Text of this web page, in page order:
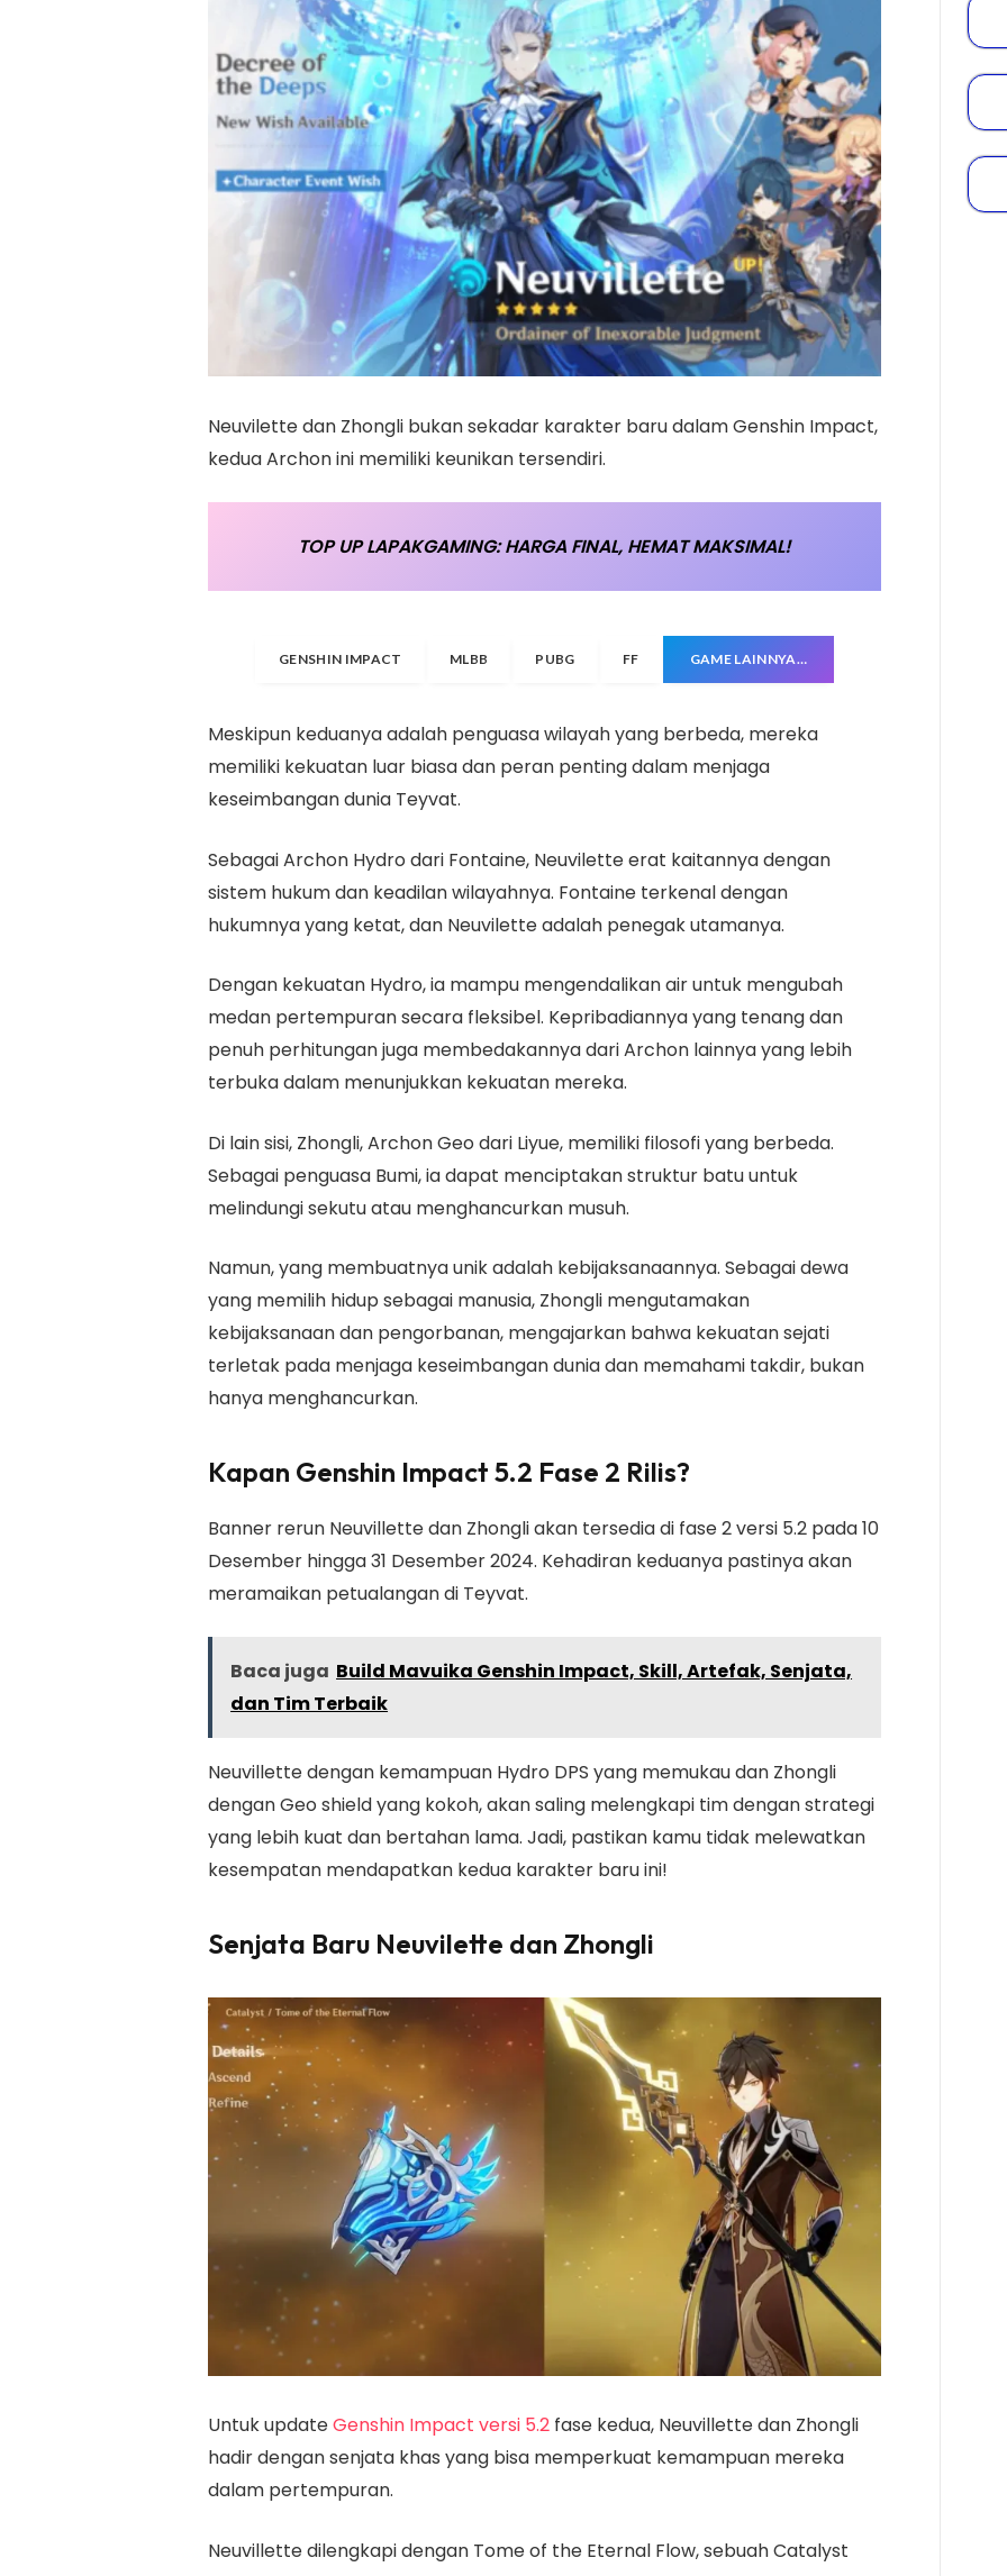
Neuvilette dan Zhongli bukan sekadar karakter baru dalam Genshin Impact,
kedua Archon ini memiliki keunikan tersendiri.
TOP UP LAPAKGAMING: HARGA FINAL, HEMAT MAKSIMAL!
GENSHIN IMPACT MLBB PUBG FF GAME LAINNYA…
Meskipun keduanya adalah penguasa wilayah yang berbeda, mereka
memiliki kekuatan luar biasa dan peran penting dalam menjaga
keseimbangan dunia Teyvat.
Sebagai Archon Hydro dari Fontaine, Neuvilette erat kaitannya dengan
sistem hukum dan keadilan wilayahnya. Fontaine terkenal dengan
hukumnya yang ketat, dan Neuvilette adalah penegak utamanya.
Dengan kekuatan Hydro, ia mampu mengendalikan air untuk mengubah
medan pertempuran secara fleksibel. Kepribadiannya yang tenang dan
penuh perhitungan juga membedakannya dari Archon lainnya yang lebih
terbuka dalam menunjukkan kekuatan mereka.
Di lain sisi, Zhongli, Archon Geo dari Liyue, memiliki filosofi yang berbeda.
Sebagai penguasa Bumi, ia dapat menciptakan struktur batu untuk
melindungi sekutu atau menghancurkan musuh.
Namun, yang membuatnya unik adalah kebijaksanaannya. Sebagai dewa
yang memilih hidup sebagai manusia, Zhongli mengutamakan
kebijaksanaan dan pengorbanan, mengajarkan bahwa kekuatan sejati
terletak pada menjaga keseimbangan dunia dan memahami takdir, bukan
hanya menghancurkan.
Kapan Genshin Impact 5.2 Fase 2 Rilis?
Banner rerun Neuvillette dan Zhongli akan tersedia di fase 2 versi 5.2 pada 10
Desember hingga 31 Desember 2024. Kehadiran keduanya pastinya akan
meramaikan petualangan di Teyvat​.
Baca juga Build Mavuika Genshin Impact, Skill, Artefak, Senjata,
dan Tim Terbaik
Neuvillette dengan kemampuan Hydro DPS yang memukau dan Zhongli
dengan Geo shield yang kokoh, akan saling melengkapi tim dengan strategi
yang lebih kuat dan bertahan lama. Jadi, pastikan kamu tidak melewatkan
kesempatan mendapatkan kedua karakter baru ini!
Senjata Baru Neuvilette dan Zhongli
Untuk updateGenshin Impact versi 5.2 fase kedua, Neuvillette dan Zhongli
hadir dengan senjata khas yang bisa memperkuat kemampuan mereka
dalam pertempuran.
Neuvillette dilengkapi dengan Tome of the Eternal Flow, sebuah Catalyst